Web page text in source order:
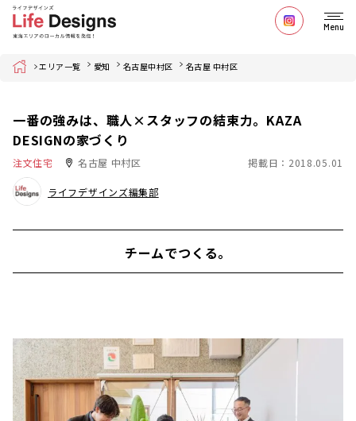
Menu
Home エリア一覧 愛知 名古屋中村区 名古屋 中村区
一番の強みは、職人×スタッフの結束力。KAZA
DESIGNの家づくり
注文住宅 名古屋 中村区 掲載日：2018.05.01
ライフデザインズ編集部
チームでつくる。